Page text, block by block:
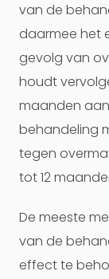
van de
daarmee het
gevolg van
houdt
maanden
behandeling
tegen
tot 12
De meeste
van de
effect te